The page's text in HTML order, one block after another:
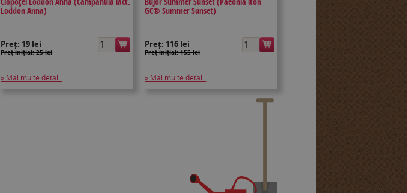
Loddon Anna)
Preț: 19 lei
Preţ inițial: 25 lei
» Mai multe detalii
GC® Summer Sunset)
Preț: 116 lei
Preţ inițial: 155 lei
» Mai multe detalii